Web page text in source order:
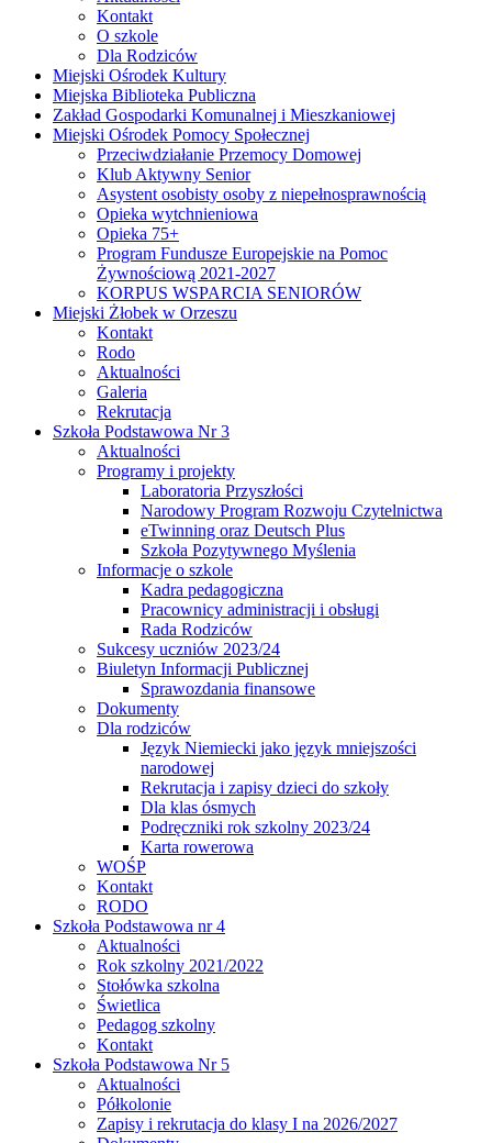
Kontakt
O szkole
Dla Rodziców
Miejski Ośrodek Kultury
Miejska Biblioteka Publiczna
Zakład Gospodarki Komunalnej i Mieszkaniowej
Miejski Ośrodek Pomocy Społecznej
Przeciwdziałanie Przemocy Domowej
Klub Aktywny Senior
Asystent osobisty osoby z niepełnosprawnością
Opieka wytchnieniowa
Opieka 75+
Program Fundusze Europejskie na Pomoc
Żywnościową 2021-2027
KORPUS WSPARCIA SENIORÓW
Miejski Żłobek w Orzeszu
Kontakt
Rodo
Aktualności
Galeria
Rekrutacja
Szkoła Podstawowa Nr 3
Aktualności
Programy i projekty
Laboratoria Przyszłości
Narodowy Program Rozwoju Czytelnictwa
eTwinning oraz Deutsch Plus
Szkoła Pozytywnego Myślenia
Informacje o szkole
Kadra pedagogiczna
Pracownicy administracji i obsługi
Rada Rodziców
Sukcesy uczniów 2023/24
Biuletyn Informacji Publicznej
Sprawozdania finansowe
Dokumenty
Dla rodziców
Język Niemiecki jako język mniejszości
narodowej
Rekrutacja i zapisy dzieci do szkoły
Dla klas ósmych
Podręczniki rok szkolny 2023/24
Karta rowerowa
WOŚP
Kontakt
RODO
Szkoła Podstawowa nr 4
Aktualności
Rok szkolny 2021/2022
Stołówka szkolna
Świetlica
Pedagog szkolny
Kontakt
Szkoła Podstawowa Nr 5
Aktualności
Półkolonie
Zapisy i rekrutacja do klasy I na 2026/2027